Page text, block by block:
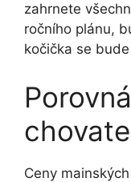
zahrnete
ročního plánu,
kočička se
Ceny